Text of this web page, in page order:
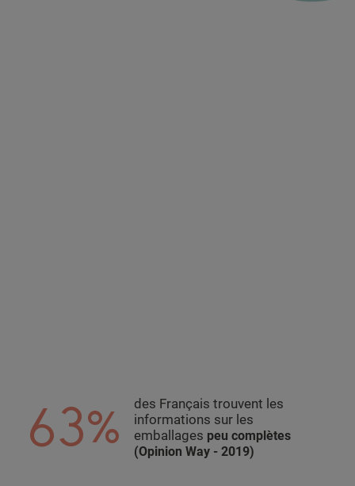
63%
des Français trouvent les
informations sur les
emballages peu complètes
(Opinion Way - 2019)